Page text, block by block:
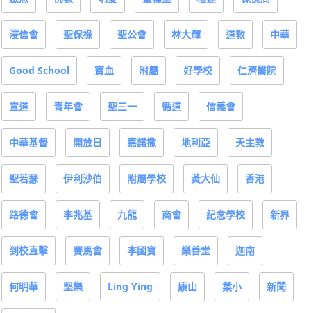
浸信會 聖保祿 聖公會 林大輝 道教 中華
Good School 寶血 附屬 好學校 仁濟醫院
宣道 青年會 聖三一 循道 信義會
中華基督 開放日 嘉諾撒 地利亞 天主教
聖若瑟 伊利沙伯 附屬學校 黃大仙 香港
路德會 李兆基 九龍 商會 紀念學校 新界
到校直擊 賽馬會 李國寶 樂善堂 迦南
何明華 堅樂 Ling Ying 康山 葉小 新聞